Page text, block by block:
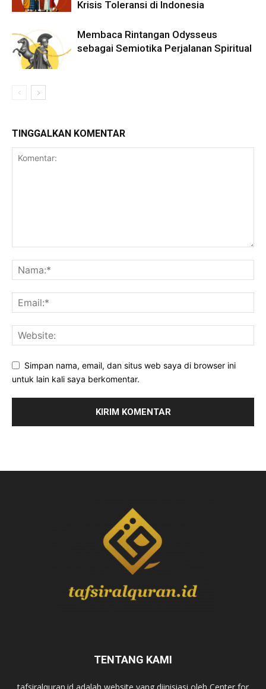
Krisis Toleransi di Indonesia
Membaca Rintangan Odysseus
sebagai Semiotika Perjalanan Spiritual
TINGGALKAN KOMENTAR
Simpan nama, email, dan situs web saya di browser ini
untuk lain kali saya berkomentar.
TENTANG KAMI
tafsiralquran.id adalah website yang diinisiasi oleh Center for